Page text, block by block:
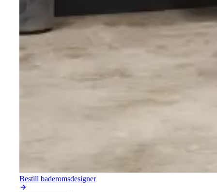
Bestill baderomsdesigner